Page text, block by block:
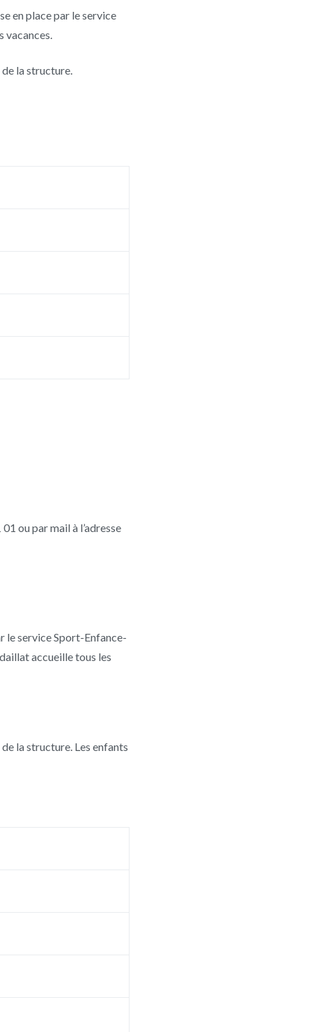
en place par le service
vacances.
la structure.
ou par mail à l’adresse
le service Sport-Enfance-
accueille tous les
la structure. Les enfants